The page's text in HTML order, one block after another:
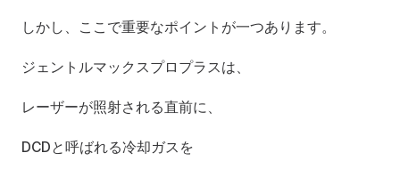
しかし、ここで重要なポイントが一つあります。
ジェントルマックスプロプラスは、
レーザーが照射される直前に、
DCDと呼ばれる冷却ガスを